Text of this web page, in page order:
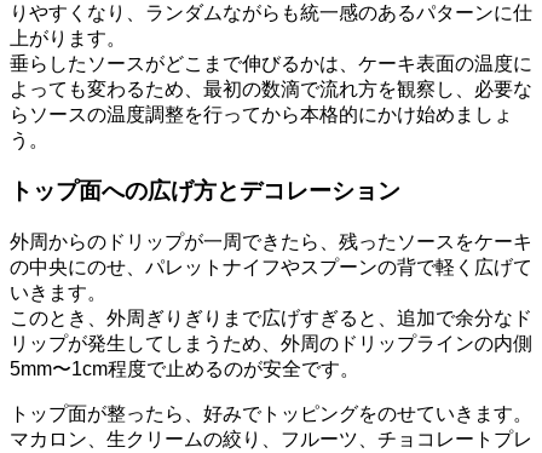
りやすくなり、ランダムながらも統一感のあるパターンに仕
上がります。
垂らしたソースがどこまで伸びるかは、ケーキ表面の温度に
よっても変わるため、最初の数滴で流れ方を観察し、必要な
らソースの温度調整を行ってから本格的にかけ始めましょ
う。
トップ面への広げ方とデコレーション
外周からのドリップが一周できたら、残ったソースをケーキ
の中央にのせ、パレットナイフやスプーンの背で軽く広げて
いきます。
このとき、外周ぎりぎりまで広げすぎると、追加で余分なド
リップが発生してしまうため、外周のドリップラインの内側
5mm〜1cm程度で止めるのが安全です。
トップ面が整ったら、好みでトッピングをのせていきます。
マカロン、生クリームの絞り、フルーツ、チョコレートプレ